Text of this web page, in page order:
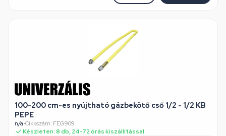
100-200 cm-es nyújtható gázbekötő cső 1/2 - 1/2 KB
PEPE
n/a•Cikkszám: FEG909
Készleten: 8 db, 24-72 órás kiszállítással